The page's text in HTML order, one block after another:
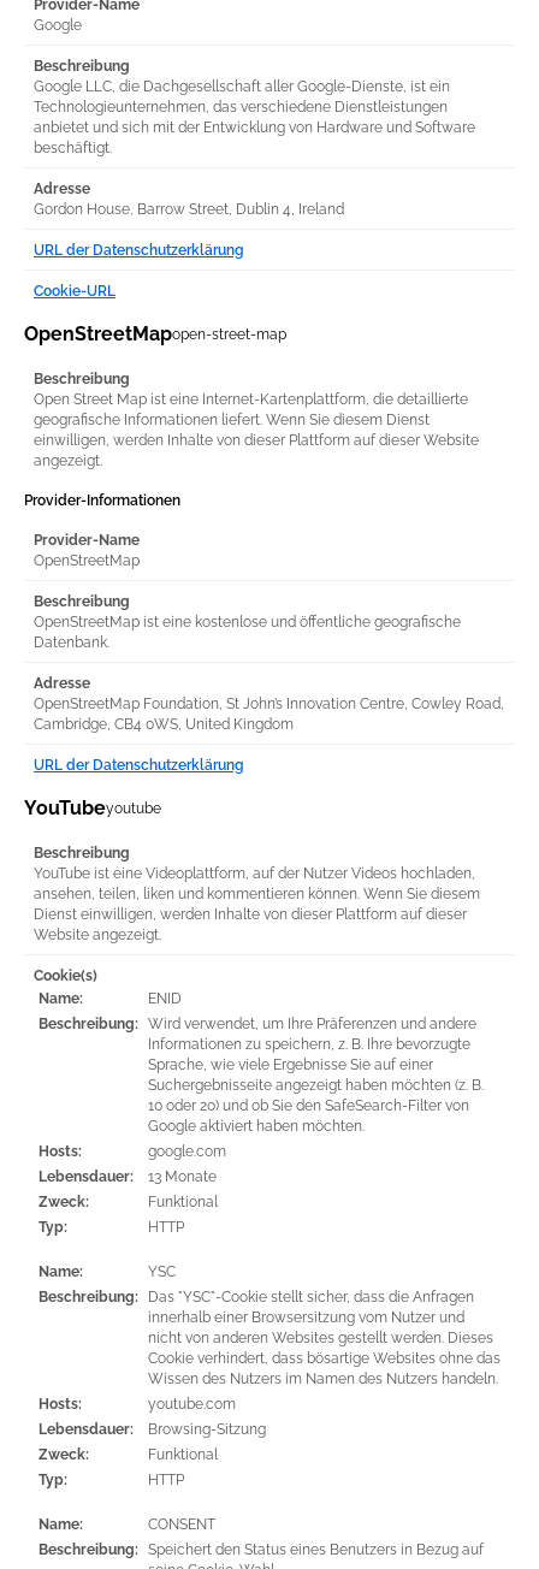
Provider-Name
Google
Beschreibung
Google LLC, die Dachgesellschaft aller Google-Dienste, ist ein
Technologieunternehmen, das verschiedene Dienstleistungen
anbietet und sich mit der Entwicklung von Hardware und Software
beschäftigt.
Adresse
Gordon House, Barrow Street, Dublin 4, Ireland
URL der Datenschutzerklärung
Cookie-URL
OpenStreetMapopen-street-map
Beschreibung
Open Street Map ist eine Internet-Kartenplattform, die detaillierte
geografische Informationen liefert. Wenn Sie diesem Dienst
einwilligen, werden Inhalte von dieser Plattform auf dieser Website
angezeigt.
Provider-Informationen
Provider-Name
OpenStreetMap
Beschreibung
OpenStreetMap ist eine kostenlose und öffentliche geografische
Datenbank.
Adresse
OpenStreetMap Foundation, St John’s Innovation Centre, Cowley Road,
Cambridge, CB4 0WS, United Kingdom
URL der Datenschutzerklärung
YouTubeyoutube
Beschreibung
YouTube ist eine Videoplattform, auf der Nutzer Videos hochladen,
ansehen, teilen, liken und kommentieren können. Wenn Sie diesem
Dienst einwilligen, werden Inhalte von dieser Plattform auf dieser
Website angezeigt.
Cookie(s)
Name:
ENID
Beschreibung: Wird verwendet, um Ihre Präferenzen und andere
Informationen zu speichern, z. B. Ihre bevorzugte
Sprache, wie viele Ergebnisse Sie auf einer
Suchergebnisseite angezeigt haben möchten (z. B.
10 oder 20) und ob Sie den SafeSearch-Filter von
Google aktiviert haben möchten.
Hosts:
google.com
Lebensdauer:
13 Monate
Zweck:
Funktional
Typ:
HTTP
Name:
YSC
Beschreibung: Das "YSC"-Cookie stellt sicher, dass die Anfragen
innerhalb einer Browsersitzung vom Nutzer und
nicht von anderen Websites gestellt werden. Dieses
Cookie verhindert, dass bösartige Websites ohne das
Wissen des Nutzers im Namen des Nutzers handeln.
Hosts:
youtube.com
Lebensdauer:
Browsing-Sitzung
Zweck:
Funktional
Typ:
HTTP
Name:
CONSENT
Beschreibung: Speichert den Status eines Benutzers in Bezug auf